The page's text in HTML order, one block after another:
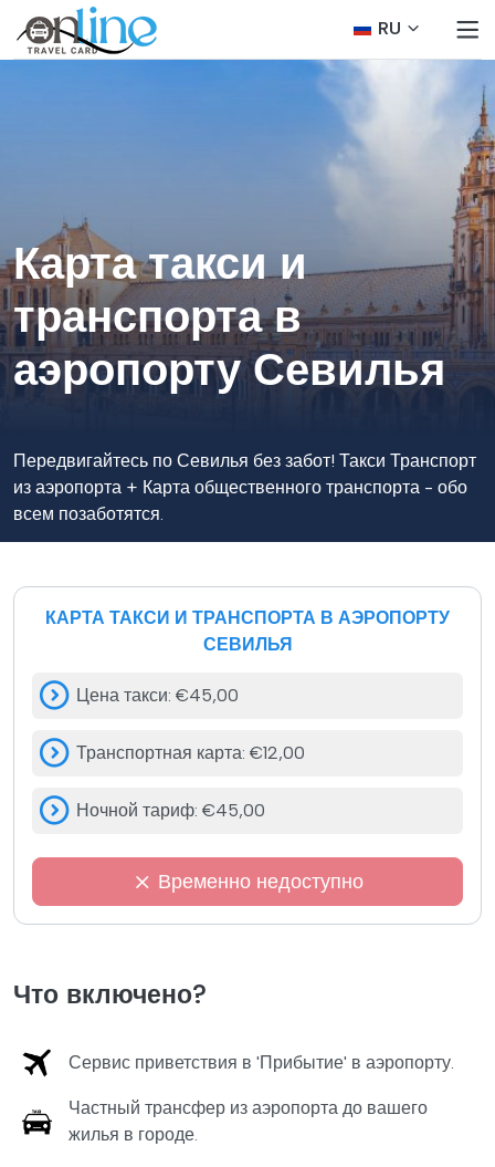
RU
Карта такси и
транспорта в
аэропорту Севилья
Передвигайтесь по Севилья без забот! Такси Транспорт
из аэропорта + Карта общественного транспорта - обо
всем позаботятся.
Что включено?
Сервис приветствия в 'Прибытие' в аэропорту.
Частный трансфер из аэропорта до вашего
жилья в городе.
КАРТА ТАКСИ И ТРАНСПОРТА В АЭРОПОРТУ
СЕВИЛЬЯ
Цена такси: €45,00
Транспортная карта: €12,00
Ночной тариф: €45,00
Временно недоступно